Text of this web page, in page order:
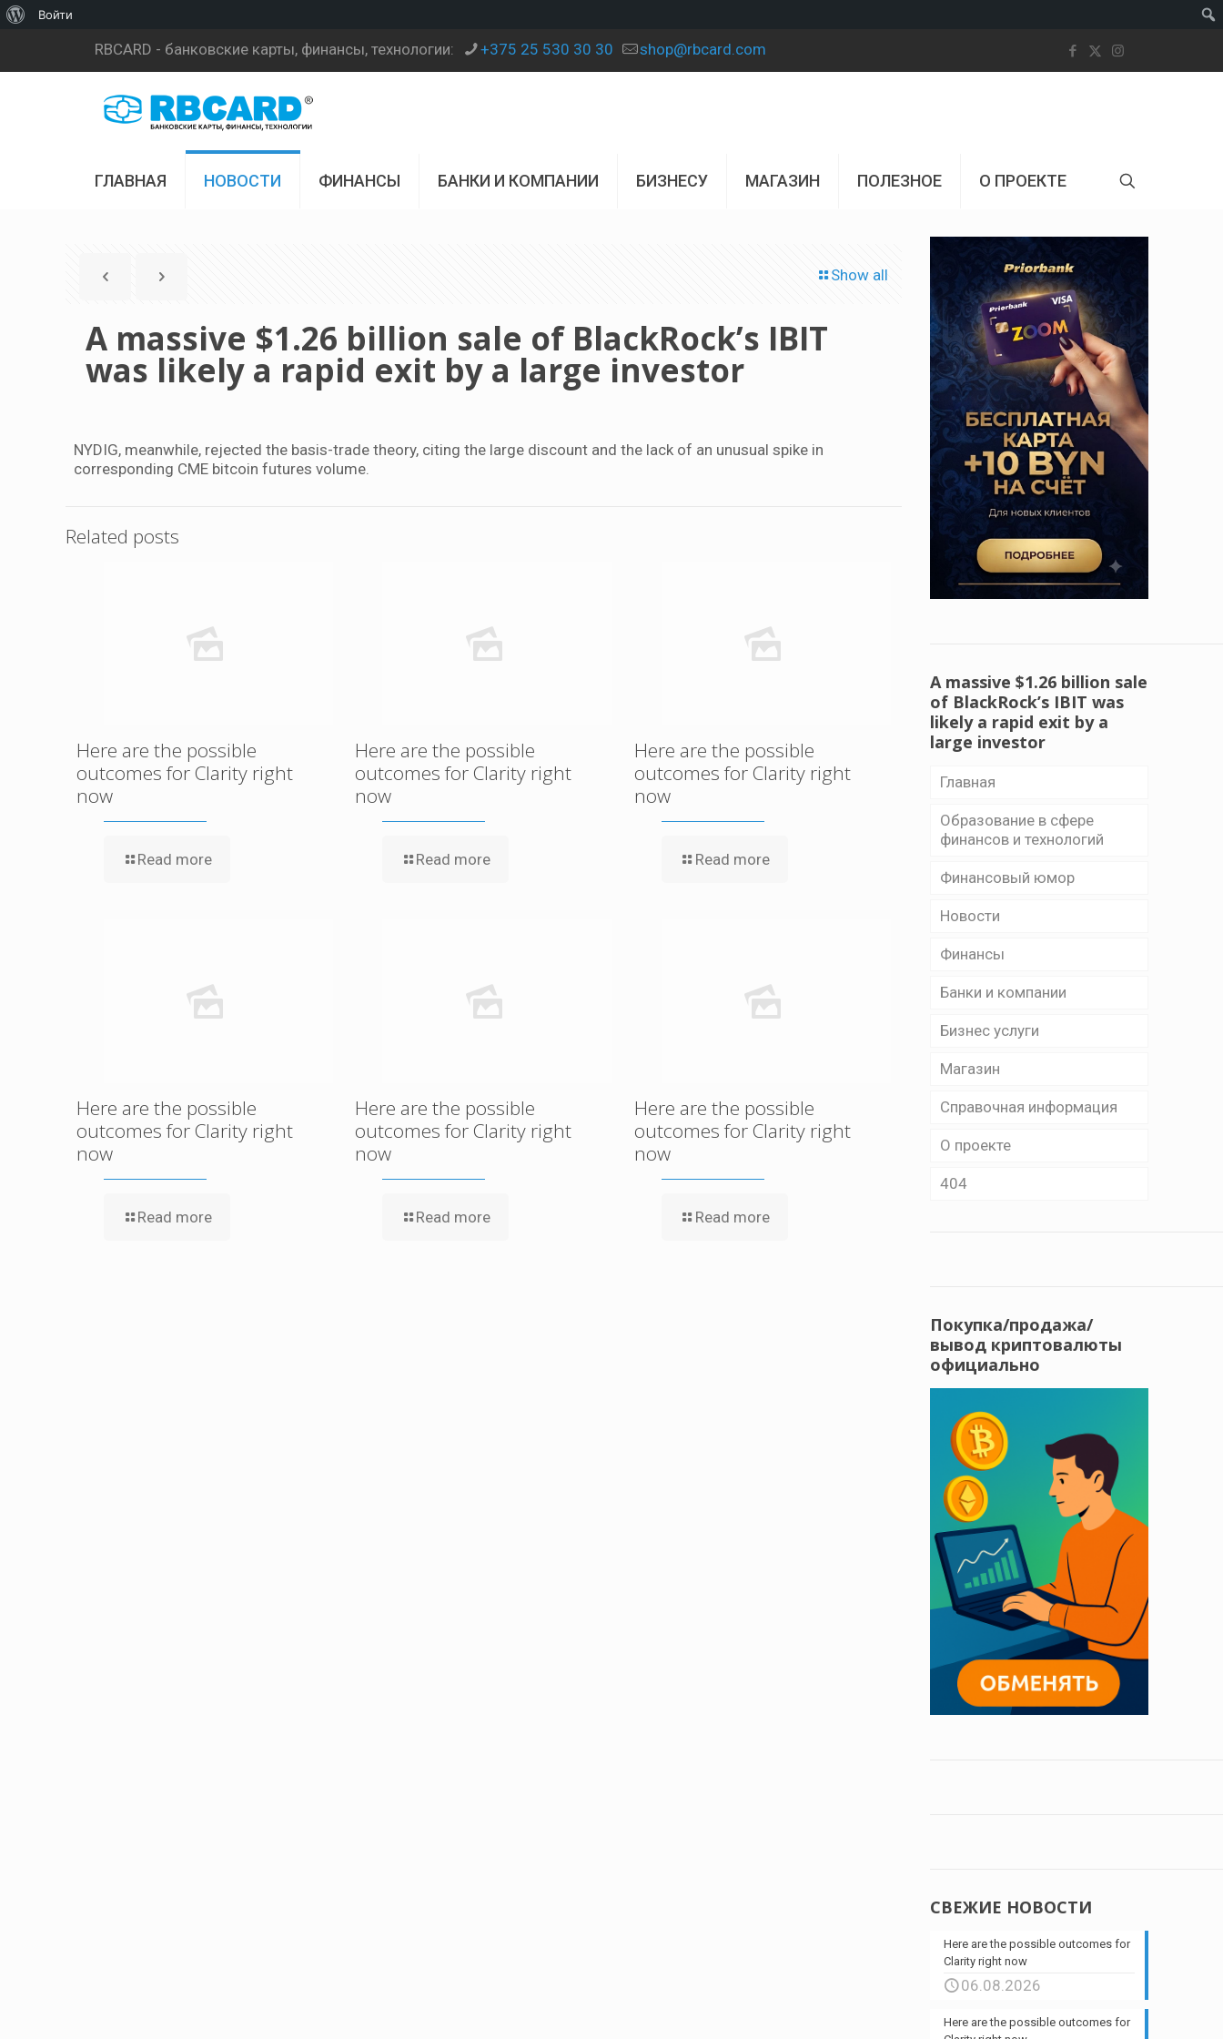
RBCARD - банковские карты, финансы, технологии: +375 25 530 30 30 shop@rbcard.com
ГЛАВНАЯ НОВОСТИ ФИНАНСЫ БАНКИ И КОМПАНИИ БИЗНЕСУ МАГАЗИН ПОЛЕЗНОЕ О ПРОЕКТЕ
Show all
A massive $1.26 billion sale of BlackRock’s IBIT
was likely a rapid exit by a large investor
NYDIG, meanwhile, rejected the basis-trade theory, citing the large discount and the lack of an unusual spike in
corresponding CME bitcoin futures volume.
Related posts
Here are the possible
outcomes for Clarity right
now
Read more
Here are the possible
outcomes for Clarity right
now
Read more
Here are the possible
outcomes for Clarity right
now
Read more
Here are the possible
outcomes for Clarity right
now
Read more
Here are the possible
outcomes for Clarity right
now
Read more
Here are the possible
outcomes for Clarity right
now
Read more
A massive $1.26 billion sale
of BlackRock’s IBIT was
likely a rapid exit by a
large investor
Главная
Образование в сфере
финансов и технологий
Финансовый юмор
Новости
Финансы
Банки и компании
Бизнес уcлуги
Магазин
Справочная информация
О проекте
404
Покупка/продажа/
вывод криптовалюты
официально
СВЕЖИЕ НОВОСТИ
Here are the possible outcomes for
Clarity right now
06.08.2026
Here are the possible outcomes for
Войти